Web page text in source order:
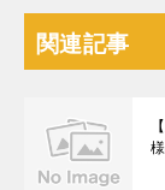
関連記事